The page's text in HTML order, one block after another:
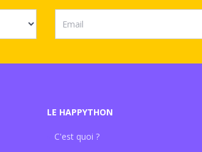
LE HAPPYTHON
C'est quoi ?